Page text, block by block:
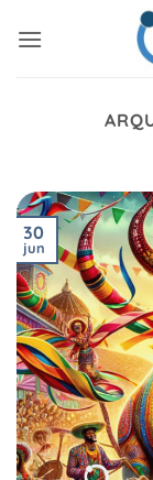
30
jun